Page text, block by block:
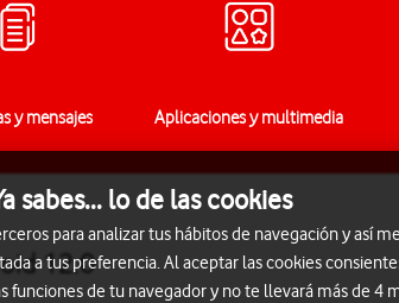
y mensajes Aplicaciones y multimedia
12.0
sabes... lo de las cookies
para analizar tus hábitos de navegación y así
a tus preferencia. Al aceptar las cookies
de tu navegador y no te llevará más de 4